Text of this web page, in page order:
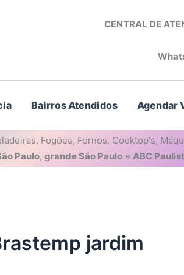
CENTRAL DE
Bairros Atendidos Agendar
Fogões, Fornos, Cooktop's,
Paulo, grande São Pauloe ABC
jardim